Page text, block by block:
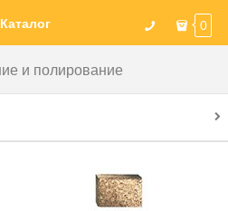
Каталог 0
и полирование